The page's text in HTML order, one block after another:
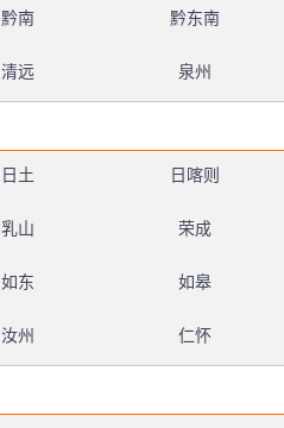
黔南 黔东南
清远 泉州
日土 日喀则
乳山 荣成
如东 如皋
汝州 仁怀